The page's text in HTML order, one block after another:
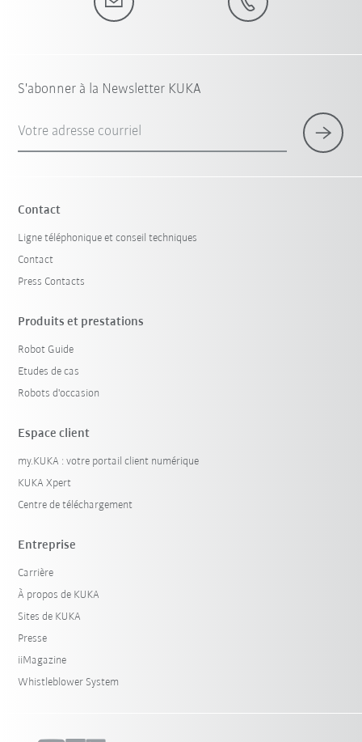
S'abonner à la Newsletter KUKA
Votre adresse courriel
Contact
Ligne téléphonique et conseil techniques
Contact
Press Contacts
Produits et prestations
Robot Guide
Etudes de cas
Robots d'occasion
Espace client
my.KUKA : votre portail client numérique
KUKA Xpert
Centre de téléchargement
Entreprise
Carrière
À propos de KUKA
Sites de KUKA
Presse
iiMagazine
Whistleblower System